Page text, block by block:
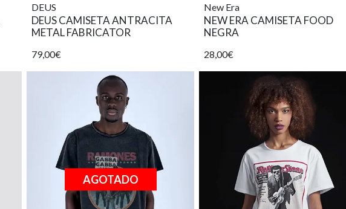
DEUS
DEUS CAMISETA ANTRACITA
METAL FABRICATOR
79,00€
New Era
NEW ERA CAMISETA FOOD
NEGRA
28,00€
AGOTADO